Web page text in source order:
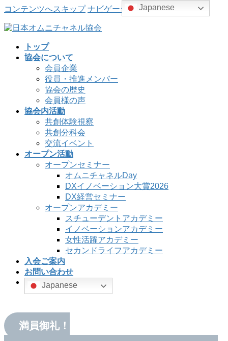
コンテンツへスキップ ナビゲーションに移動
トップ
協会について
会員企業
役員・推進メンバー
協会の歴史
会員様の声
協会内活動
共創体験視察
共創分科会
交流イベント
オープン活動
オープンセミナー
オムニチャネルDay
DXイノベーション大賞2026
DX経営セミナー
オープンアカデミー
スチューデントアカデミー
イノベーションアカデミー
女性活躍アカデミー
セカンドライフアカデミー
入会ご案内
お問い合わせ
Japanese
満員御礼！
Japanese